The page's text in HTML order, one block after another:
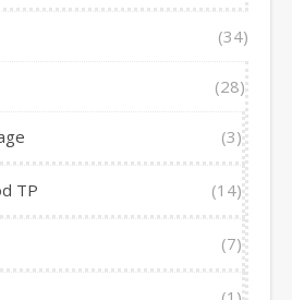
(34)
(28)
(3)
TP (14)
(7)